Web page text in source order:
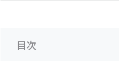
目次